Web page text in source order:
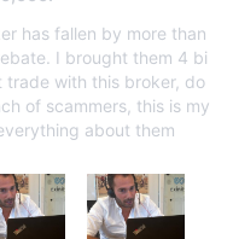
has fallen by more than
I brought them 4 bi
trade with this broker, do
of scammers, this is my
about them